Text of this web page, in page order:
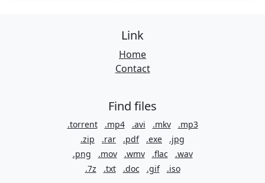
Link
Home
Contact
Find files
.torrent .mp4 .avi .mkv
.mp3
.zip
.rar .pdf .exe
.jpg
.png
.mov .wmv .flac
.wav
.7z
.txt .doc .gif .iso